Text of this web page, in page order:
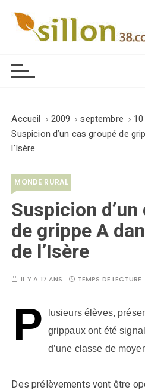
Accueil 2009 septembre
10
Suspicion d’un cas groupé de
l’Isère
MONDE RURAL
Suspicion
de grippe A
de l’Isère
IL Y A 17 ANS TEMPS DE LECTURE :
P
lusieurs élèves,
grippaux ont été
d’une classe de
Des prélèvements vont être